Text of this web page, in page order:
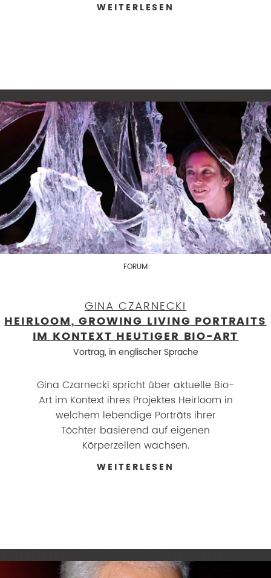
WEITERLESEN
FORUM
GINA CZARNECKI
HEIRLOOM, GROWING LIVING PORTRAITS
IM KONTEXT HEUTIGER BIO-ART
Vortrag, in englischer Sprache
Gina Czarnecki spricht über aktuelle Bio-
Art im Kontext ihres Projektes Heirloom in
welchem lebendige Porträts ihrer
Töchter basierend auf eigenen
Körperzellen wachsen.
WEITERLESEN